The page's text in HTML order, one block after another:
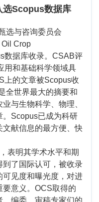
Scopus数据库
与咨询委员会
Oil Crop
数据库收录。CSAB评
用和基础科学领域具
上的文章被Scopus收
全世界最大的摘要和
与生物科学、物理、
。Scopus已成为科研
文献信息的最方便、快
明其学术水平和期
了国际认可，被收录
可见度和曝光度，对进
意义。OCS取得的
编委、审稿专家们的